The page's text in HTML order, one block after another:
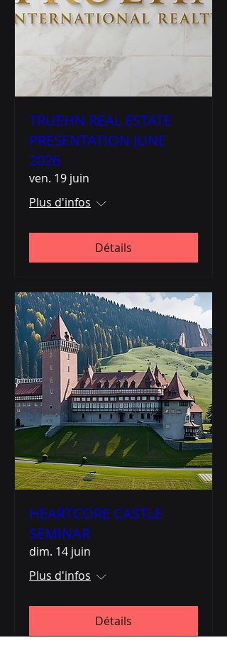
TRUEHN REAL ESTATE
PRESENTATION JUNE
2026
ven. 19 juin
Plus d'infos
Détails
HEARTCORE CASTLE
SEMINAR
dim. 14 juin
Plus d'infos
Détails